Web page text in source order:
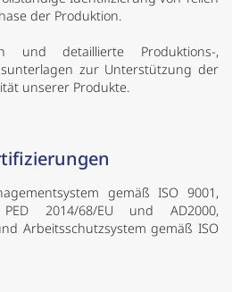
der Produktion.
und detaillierte Produktions-,
zur Unterstützung der
unserer Produkte.
gemäß ISO 9001,
2014/68/EU und AD2000,
Arbeitsschutzsystem gemäß ISO